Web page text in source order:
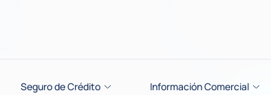
Seguro de Crédito Información Comercial